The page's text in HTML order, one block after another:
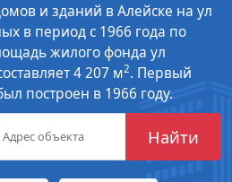
и зданий в Алейске на ул
в период с 1966 года по
жилого фонда ул
4 207 м2. Первый
построен в 1966 году.
Найти